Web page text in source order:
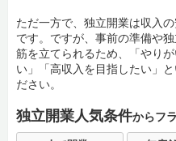
ただ一方で、独立開業は収入
です。ですが、事前の準備や
筋を立てられるため、「やり
い」「高収入を目指したい」
ださい。
独立開業人気条件からフ